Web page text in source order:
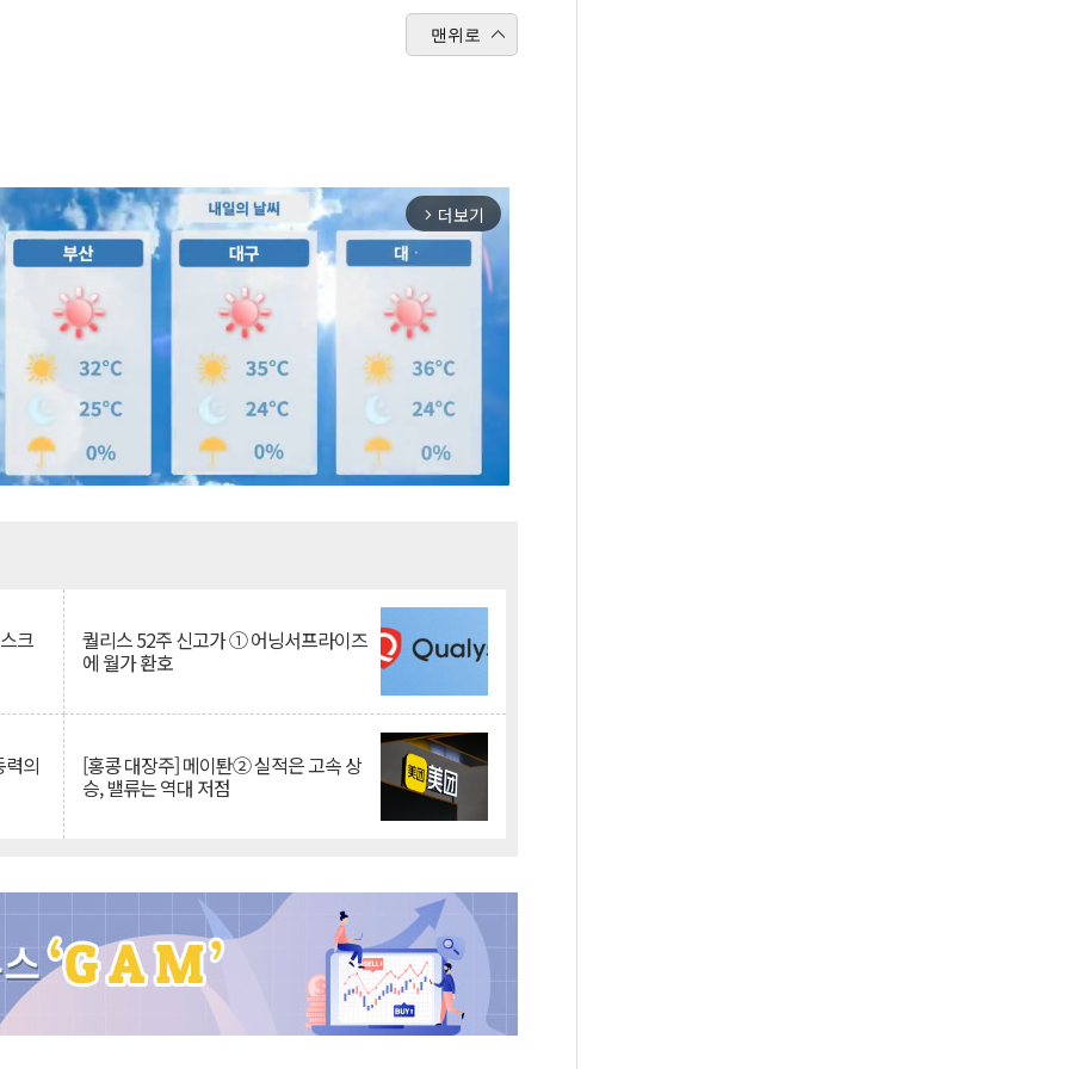
맨위로
arrow_forward_ios 더보기
크 퀄리스 52주 신고가 ① 어닝서프라이즈
에 월가 환호
의 [홍콩 대장주] 메이퇀② 실적은 고속 상
승, 밸류는 역대 저점